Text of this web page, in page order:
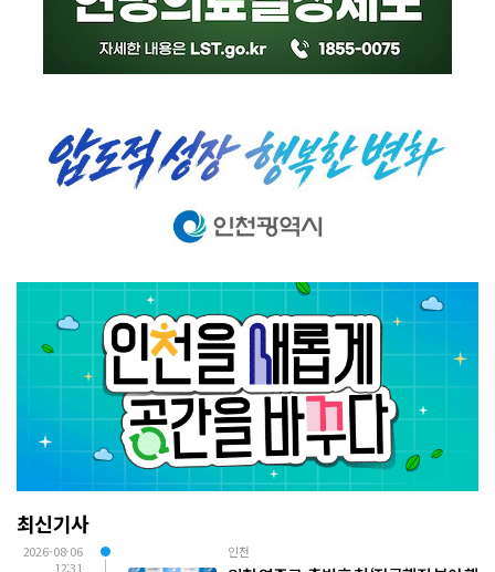
최신기사
2026-08-06
12:31
인천